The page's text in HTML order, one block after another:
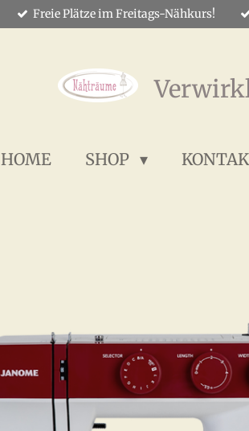
Freie Plätze im Freitags-Nähkurs!
HOME SHOP